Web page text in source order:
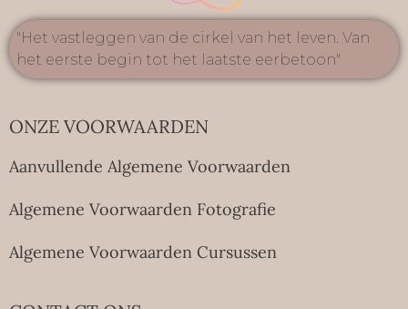
"Het vastleggen van de cirkel van het leven. Van
het eerste begin tot het laatste eerbetoon"
ONZE VOORWAARDEN
Aanvullende Algemene Voorwaarden
Algemene Voorwaarden Fotografie
Algemene Voorwaarden Cursussen